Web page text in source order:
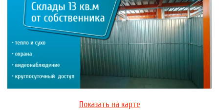
Показать на карте